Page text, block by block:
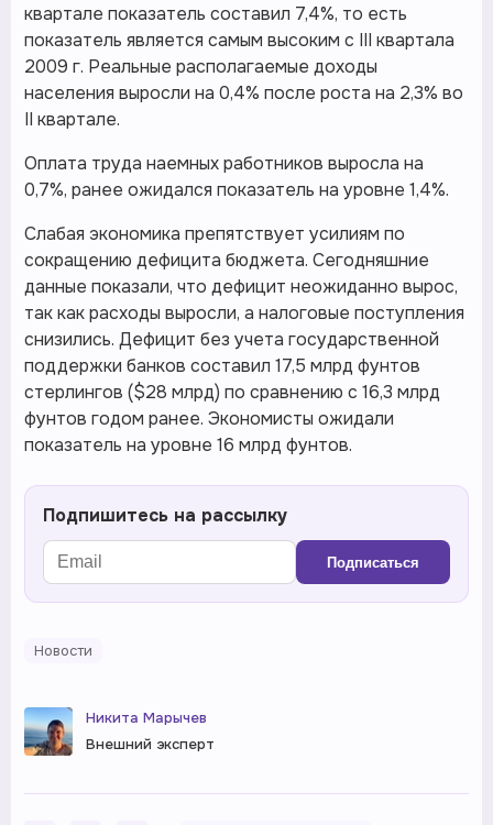
квартале показатель составил 7,4%, то есть
показатель является самым высоким с III квартала
2009 г. Реальные располагаемые доходы
населения выросли на 0,4% после роста на 2,3% во
II квартале.
Оплата труда наемных работников выросла на
0,7%, ранее ожидался показатель на уровне 1,4%.
Слабая экономика препятствует усилиям по
сокращению дефицита бюджета. Сегодняшние
данные показали, что дефицит неожиданно вырос,
так как расходы выросли, а налоговые поступления
снизились. Дефицит без учета государственной
поддержки банков составил 17,5 млрд фунтов
стерлингов ($28 млрд) по сравнению с 16,3 млрд
фунтов годом ранее. Экономисты ожидали
показатель на уровне 16 млрд фунтов.
Подпишитесь на рассылку
Подписаться
Новости
Никита Марычев
Внешний эксперт